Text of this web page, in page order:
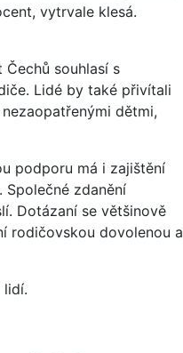
vytrvale klesá.
souhlasí s
Lidé by také přivítali
dětmi,
podporu má i zajištění
zdanění
Dotázaní se většinově
rodičovskou dovolenou a
lidí.